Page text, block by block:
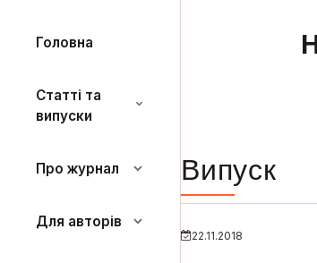
Головна
Статті та
випуски
Про журнал
Для авторів
Випуск
22.11.2018